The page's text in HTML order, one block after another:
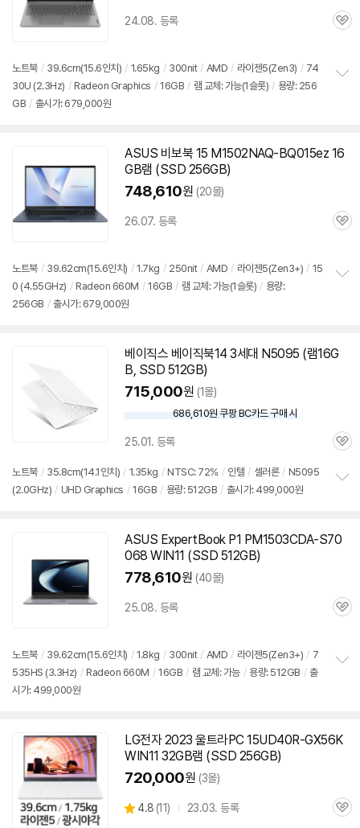
24.08. 등록
관
노트북 / 39.6cm(15.6인치) / 1.65kg / 300nit / AMD / 라이젠5(Zen3) / 74
30U (2.3Hz) / Radeon Graphics / 16GB / 램 교체: 가능(1슬롯) / 용량: 256
GB / 출시가: 679,000원
기
ASUS 비보북 15 M1502NAQ-BQ015ez 16
GB램 (SSD 256GB)
748,610원 (20몰)
26.07. 등록
관
노트북 / 39.62cm(15.6인치) / 1.7kg / 250nit / AMD / 라이젠5(Zen3+) / 15
0 (4.55GHz) / Radeon 660M / 16GB / 램 교체: 가능(1슬롯) / 용량:
256GB / 출시가: 679,000원
베이직스 베이직북14 3세대 N5095 (램16G
B, SSD 512GB)
715,000원 (1몰)
할
가
686,610원 쿠팡 BC카드 구매 시
25.01. 등록
관
노트북 / 35.8cm(14.1인치) / 1.35kg / NTSC: 72% / 인텔 / 셀러론 / N5095
(2.0GHz) / UHD Graphics / 16GB / 용량: 512GB / 출시가: 499,000원
ASUS ExpertBook P1 PM1503CDA-S70
068 WIN11 (SSD 512GB)
778,610원 (40몰)
25.08. 등록
관
노트북 / 39.62cm(15.6인치) / 1.8kg / 300nit / AMD / 라이젠5(Zen3+) / 7
535HS (3.3Hz) / Radeon 660M / 16GB / 램 교체: 가능 / 용량: 512GB / 출
시가: 499,000원
기
LG전자 2023 울트라PC 15UD40R-GX56K
WIN11 32GB램 (SSD 256GB)
720,000원 (3몰)
별
4.8 (상
11) 23.03. 등록
관